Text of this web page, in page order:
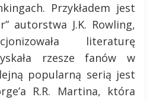
Przykładem jest
autorstwa J.K. Rowling,
literaturę
rzesze fanów w
popularną serią jest
R.R. Martina, która